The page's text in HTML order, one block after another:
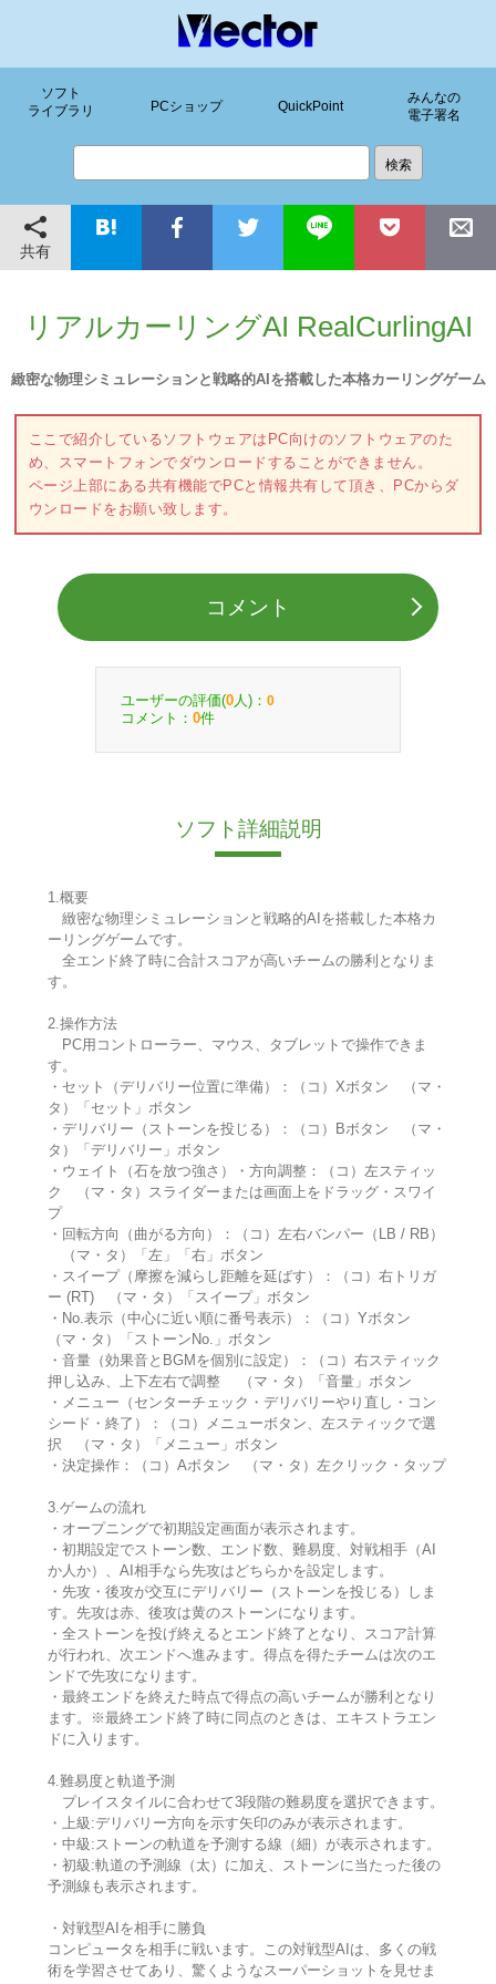
ソフト
ライブラリ
PCショップ QuickPoint
みんなの
電子署名
共有
リアルカーリングAI RealCurlingAI
緻密な物理シミュレーションと戦略的AIを搭載した本格カーリングゲーム
ここで紹介しているソフトウェアはPC向けのソフトウェアのた
め、スマートフォンでダウンロードすることができません。
ページ上部にある共有機能でPCと情報共有して頂き、PCからダ
ウンロードをお願い致します。
コメント
ユーザーの評価(0 人)： 0
コメント： 0件
ソフト詳細説明
1.概要
緻密な物理シミュレーションと戦略的AIを搭載した本格カ
ーリングゲームです。
全エンド終了時に合計スコアが高いチームの勝利となりま
す。
2.操作方法
PC用コントローラー、マウス、タブレットで操作できま
す。
・セット（デリバリー位置に準備）：（コ）Xボタン （マ・
タ）「セット」ボタン
・デリバリー（ストーンを投じる）：（コ）Bボタン （マ・
タ）「デリバリー」ボタン
・ウェイト（石を放つ強さ）・方向調整：（コ）左スティッ
ク （マ・タ）スライダーまたは画面上をドラッグ・スワイ
プ
・回転方向（曲がる方向）：（コ）左右バンパー（LB / RB）
（マ・タ）「左」「右」ボタン
・スイープ（摩擦を減らし距離を延ばす）：（コ）右トリガ
ー (RT) （マ・タ）「スイープ」ボタン
・No.表示（中心に近い順に番号表示）：（コ）Yボタン
（マ・タ）「ストーンNo.」ボタン
・音量（効果音とBGMを個別に設定）：（コ）右スティック
押し込み、上下左右で調整 （マ・タ）「音量」ボタン
・メニュー（センターチェック・デリバリーやり直し・コン
シード・終了）：（コ）メニューボタン、左スティックで選
択 （マ・タ）「メニュー」ボタン
・決定操作：（コ）Aボタン （マ・タ）左クリック・タップ
3.ゲームの流れ
・オープニングで初期設定画面が表示されます。
・初期設定でストーン数、エンド数、難易度、対戦相手（AI
か人か）、AI相手なら先攻はどちらかを設定します。
・先攻・後攻が交互にデリバリー（ストーンを投じる）しま
す。先攻は赤、後攻は黄のストーンになります。
・全ストーンを投げ終えるとエンド終了となり、スコア計算
が行われ、次エンドへ進みます。得点を得たチームは次のエ
ンドで先攻になります。
・最終エンドを終えた時点で得点の高いチームが勝利となり
ます。※最終エンド終了時に同点のときは、エキストラエン
ドに入ります。
4.難易度と軌道予測
プレイスタイルに合わせて3段階の難易度を選択できます。
・上級:デリバリー方向を示す矢印のみが表示されます。
・中級:ストーンの軌道を予測する線（細）が表示されます。
・初級:軌道の予測線（太）に加え、ストーンに当たった後の
予測線も表示されます。
・対戦型AIを相手に勝負
コンピュータを相手に戦います。この対戦型AIは、多くの戦
術を学習させてあり、驚くようなスーパーショットを見せま